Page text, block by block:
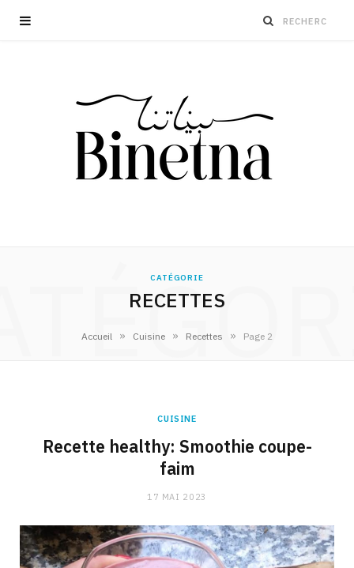
CATÉGORIE
RECETTES
Accueil » Cuisine » Recettes » Page 2
CUISINE
Recette healthy: Smoothie coupe-
faim
17 MAI 2023